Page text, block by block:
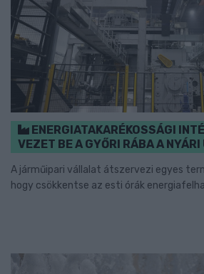
ENERGIATAKARÉKOSSÁGI
VEZET BE A GYŐRI RÁBA A
A járműipari vállalat átszervezi egyes
hogy csökkentse az esti órák